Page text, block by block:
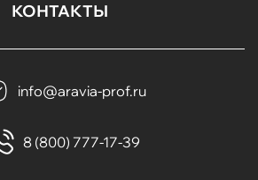
КОНТАКТЫ
info@aravia-prof.ru
8 (800) 777-17-39